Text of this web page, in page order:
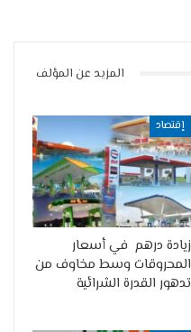
المزيد عن المؤلف
إقتصاد
زيادة درهم في أسعار
المحروقات وسط مخاوف من
تدهور القدرة الشرائية